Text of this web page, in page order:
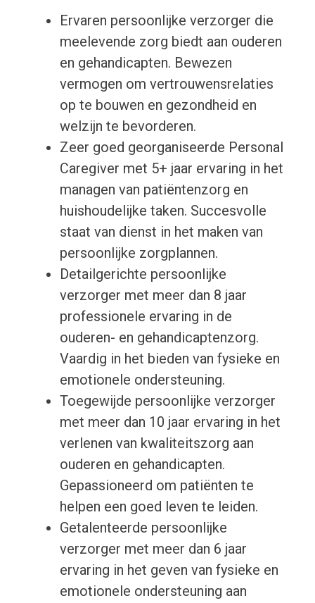
Ervaren persoonlijke verzorger die
meelevende zorg biedt aan ouderen
en gehandicapten. Bewezen
vermogen om vertrouwensrelaties
op te bouwen en gezondheid en
welzijn te bevorderen.
Zeer goed georganiseerde Personal
Caregiver met 5+ jaar ervaring in het
managen van patiëntenzorg en
huishoudelijke taken. Succesvolle
staat van dienst in het maken van
persoonlijke zorgplannen.
Detailgerichte persoonlijke
verzorger met meer dan 8 jaar
professionele ervaring in de
ouderen- en gehandicaptenzorg.
Vaardig in het bieden van fysieke en
emotionele ondersteuning.
Toegewijde persoonlijke verzorger
met meer dan 10 jaar ervaring in het
verlenen van kwaliteitszorg aan
ouderen en gehandicapten.
Gepassioneerd om patiënten te
helpen een goed leven te leiden.
Getalenteerde persoonlijke
verzorger met meer dan 6 jaar
ervaring in het geven van fysieke en
emotionele ondersteuning aan